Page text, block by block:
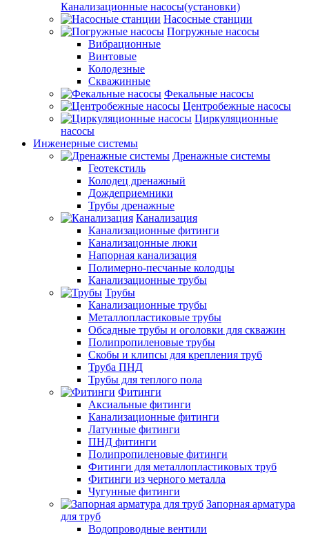
Канализационные насосы(установки)
Насосные станции
Погружные насосы
Вибрационные
Винтовые
Колодезные
Скважинные
Фекальные насосы
Центробежные насосы
Циркуляционные
насосы
Инженерные системы
Дренажные системы
Геотекстиль
Колодец дренажный
Дождеприемники
Трубы дренажные
Канализация
Канализационные фитинги
Канализацонные люки
Напорная канализация
Полимерно-песчаные колодцы
Канализационные трубы
Трубы
Канализационные трубы
Металлопластиковые трубы
Обсадные трубы и оголовки для скважин
Полипропиленовые трубы
Скобы и клипсы для крепления труб
Труба ПНД
Трубы для теплого пола
Фитинги
Аксиальные фитинги
Канализационные фитинги
Латунные фитинги
ПНД фитинги
Полипропиленовые фитинги
Фитинги для металлопластиковых труб
Фитинги из черного металла
Чугунные фитинги
Запорная арматура
для труб
Водопроводные вентили